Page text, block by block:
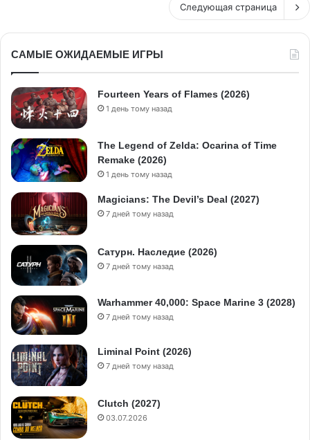
Следующая страница
САМЫЕ ОЖИДАЕМЫЕ ИГРЫ
Fourteen Years of Flames (2026)
1 день тому назад
The Legend of Zelda: Ocarina of Time
Remake (2026)
1 день тому назад
Magicians: The Devil’s Deal (2027)
7 дней тому назад
Сатурн. Наследие (2026)
7 дней тому назад
Warhammer 40,000: Space Marine 3 (2028)
7 дней тому назад
Liminal Point (2026)
7 дней тому назад
Clutch (2027)
03.07.2026